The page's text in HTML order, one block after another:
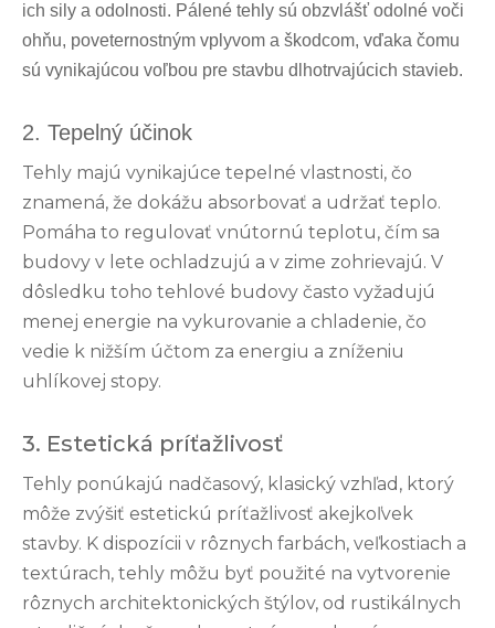
ich sily a odolnosti. Pálené tehly sú obzvlášť odolné voči
ohňu, poveternostným vplyvom a škodcom, vďaka čomu
sú vynikajúcou voľbou pre stavbu dlhotrvajúcich stavieb.
2. Tepelný účinok
Tehly majú vynikajúce tepelné vlastnosti, čo
znamená, že dokážu absorbovať a udržať teplo.
Pomáha to regulovať vnútornú teplotu, čím sa
budovy v lete ochladzujú a v zime zohrievajú. V
dôsledku toho tehlové budovy často vyžadujú
menej energie na vykurovanie a chladenie, čo
vedie k nižším účtom za energiu a zníženiu
uhlíkovej stopy.
3. Estetická príťažlivosť
Tehly ponúkajú nadčasový, klasický vzhľad, ktorý
môže zvýšiť estetickú príťažlivosť akejkoľvek
stavby. K dispozícii v rôznych farbách, veľkostiach a
textúrach, tehly môžu byť použité na vytvorenie
rôznych architektonických štýlov, od rustikálnych